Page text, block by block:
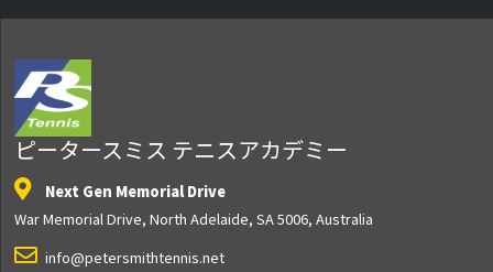
ピータースミス テニスアカデミー
Next Gen Memorial Drive
War Memorial Drive, North Adelaide, SA 5006, Australia
info@petersmithtennis.net